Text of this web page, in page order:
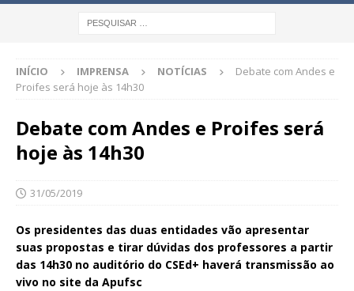
INÍCIO IMPRENSA NOTÍCIAS
Debate com Andes e
Proifes será hoje às 14h30
Debate com Andes e Proifes será
hoje às 14h30
31/05/2019
Os presidentes das duas entidades vão apresentar
suas propostas e tirar dúvidas dos professores a partir
das 14h30 no auditório do CSEd+ haverá transmissão ao
vivo no site da Apufsc